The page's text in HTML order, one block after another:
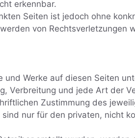
erkennbar.
Seiten ist jedoch ohne
von Rechtsverletzungen
Werke auf diesen Seiten
Verbreitung und jede Art der
Zustimmung des
nur für den privaten, nicht